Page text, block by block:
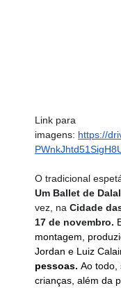
Link para
imagens: https://
O tradicional
Um Ballet de
vez, na Cidade
17 de novembro.
montagem,
Jordan e Luiz
pessoas. Ao todo,
crianças, além da